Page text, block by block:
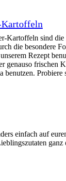
Kartoffeln
Kartoffeln sind die
die besondere
Rezept
genauso frischen
benutzen. Probiere
einfach auf